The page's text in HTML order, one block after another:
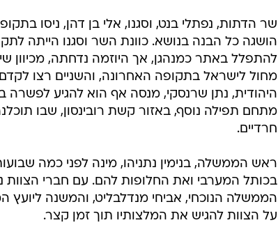
שר הדתות, נפתלי בנט, וסגנו, אלי בן דהן, ניסו
הושגה כל הבנה בנושא. כוונת השר וסגנו הייתה
להתפלל באתר כמנהגן, אך היוזמה נדחתה, מכיוון
מחול לישראל בתקופה האחרונה, והשניים רצו
היהודית, נתן שרנסקי, מנסה אף הוא להגיע
מתחם תפילה נוסף, באזור קשת רובינסון, שבו
חרדיים.
ראש הממשלה, בנימין נתניהו, מינה לפני כמה
בכותל המערבי ואת החלופות להם. עם חברי הצוות
הממשלה הנוכחי, אביחי מנדלבליט, והמשנה ליועץ
על הצוות להגיש את המלצותיו תוך זמן קצר.